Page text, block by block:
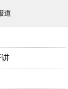
道
讲